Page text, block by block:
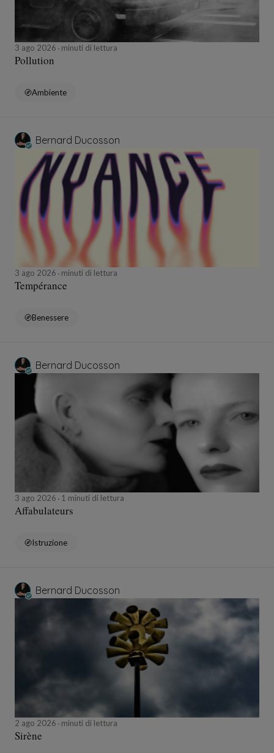
3 ago 2026 minuti di lettura
Pollution
Ambiente
Bernard Ducosson
3 ago 2026 minuti di lettura
Tempérance
Benessere
Bernard Ducosson
3 ago 2026 1 minuti di lettura
Affabulateurs
Istruzione
Bernard Ducosson
2 ago 2026 minuti di lettura
Sirène